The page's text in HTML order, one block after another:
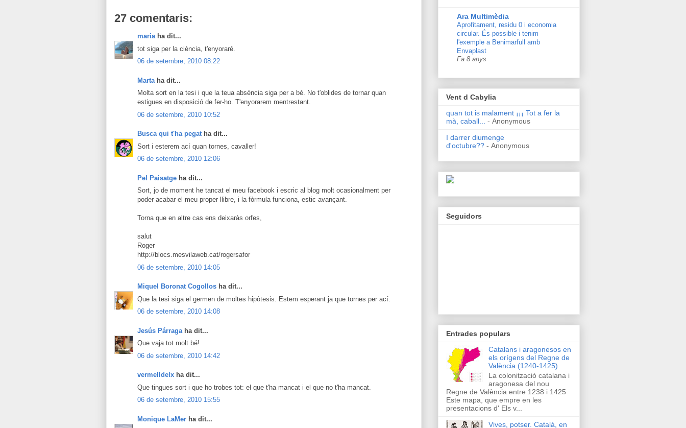
27 comentaris:
mariaha dit...
tot siga per la ciència, t'enyoraré.
06 de setembre, 2010 08:22
Marta ha dit...
Molta sort en la tesi i que la teua absència siga per a bé. No t'oblides de tornar quan
estigues en disposició de fer-ho. T'enyorarem mentrestant.
06 de setembre, 2010 10:52
Busca qui t'ha pegatha dit...
Sort i esterem ací quan tornes, cavaller!
06 de setembre, 2010 12:06
Pel Paisatge ha dit...
Sort, jo de moment he tancat el meu facebook i escric al blog molt ocasionalment per
poder acabar el meu proper llibre, i la fòrmula funciona, estic avançant.
Torna que en altre cas ens deixaràs orfes,
salut
Roger
http://blocs.mesvilaweb.cat/rogersafor
06 de setembre, 2010 14:05
Miquel Boronat Cogollos ha dit...
Que la tesi siga el germen de moltes hipòtesis. Estem esperant ja que tornes per ací.
06 de setembre, 2010 14:08
Jesús Párraga ha dit...
Que vaja tot molt bé!
06 de setembre, 2010 14:42
vermelldelx ha dit...
Que tingues sort i que ho trobes tot: el que t'ha mancat i el que no t'ha mancat.
06 de setembre, 2010 15:55
Monique LaMer ha dit...
Ara Multimèdia
Aprofitament, residu 0 i economia
circular. És possible i tenim
l'exemple a Benimarfull amb
Envaplast
Fa 8 anys
Vent d Cabylia
quan tot is malament ¡¡¡ Tot a fer la
mà, caball...
- Anonymous
I darrer diumenge
d'octubre?? - Anonymous
Seguidors
Entrades populars
Catalans i aragonesos en
els orígens del Regne de
València (1240-1425)
La colonització catalana i
aragonesa del nou
Regne de València entre 1238 i 1425
Este mapa, que empre en les
presentacions d' Els v...
Vives, potser. Català, en